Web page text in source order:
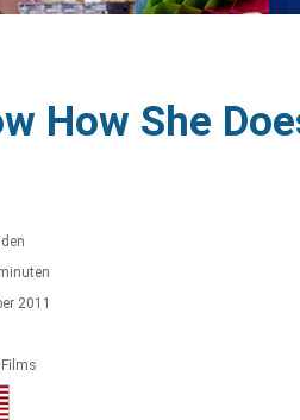
How She
2011